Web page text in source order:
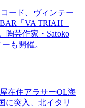
ード、ヴィンテー
「VA TRIAH –
陶芸作家・Satoko
も開催。
在住アラサーOL海
に突入、北イタリ